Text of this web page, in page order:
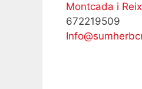
Montcada i
672219509